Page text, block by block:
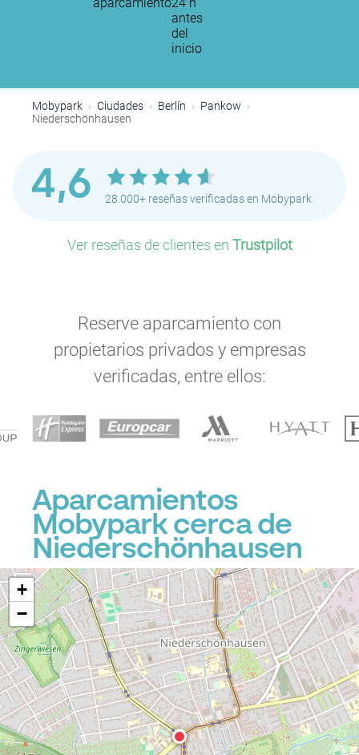
antes
del
inicio
Mobypark Ciudades Berlín
Pankow
Niederschönhausen
4,6 28.000+ reseñas verificadas en Mobypark
Ver reseñas de clientes en Trustpilot
Reserve aparcamiento con
propietarios privados y empresas
verificadas, entre ellos:
Aparcamientos
Mobypark cerca de
Niederschönhausen
+
−